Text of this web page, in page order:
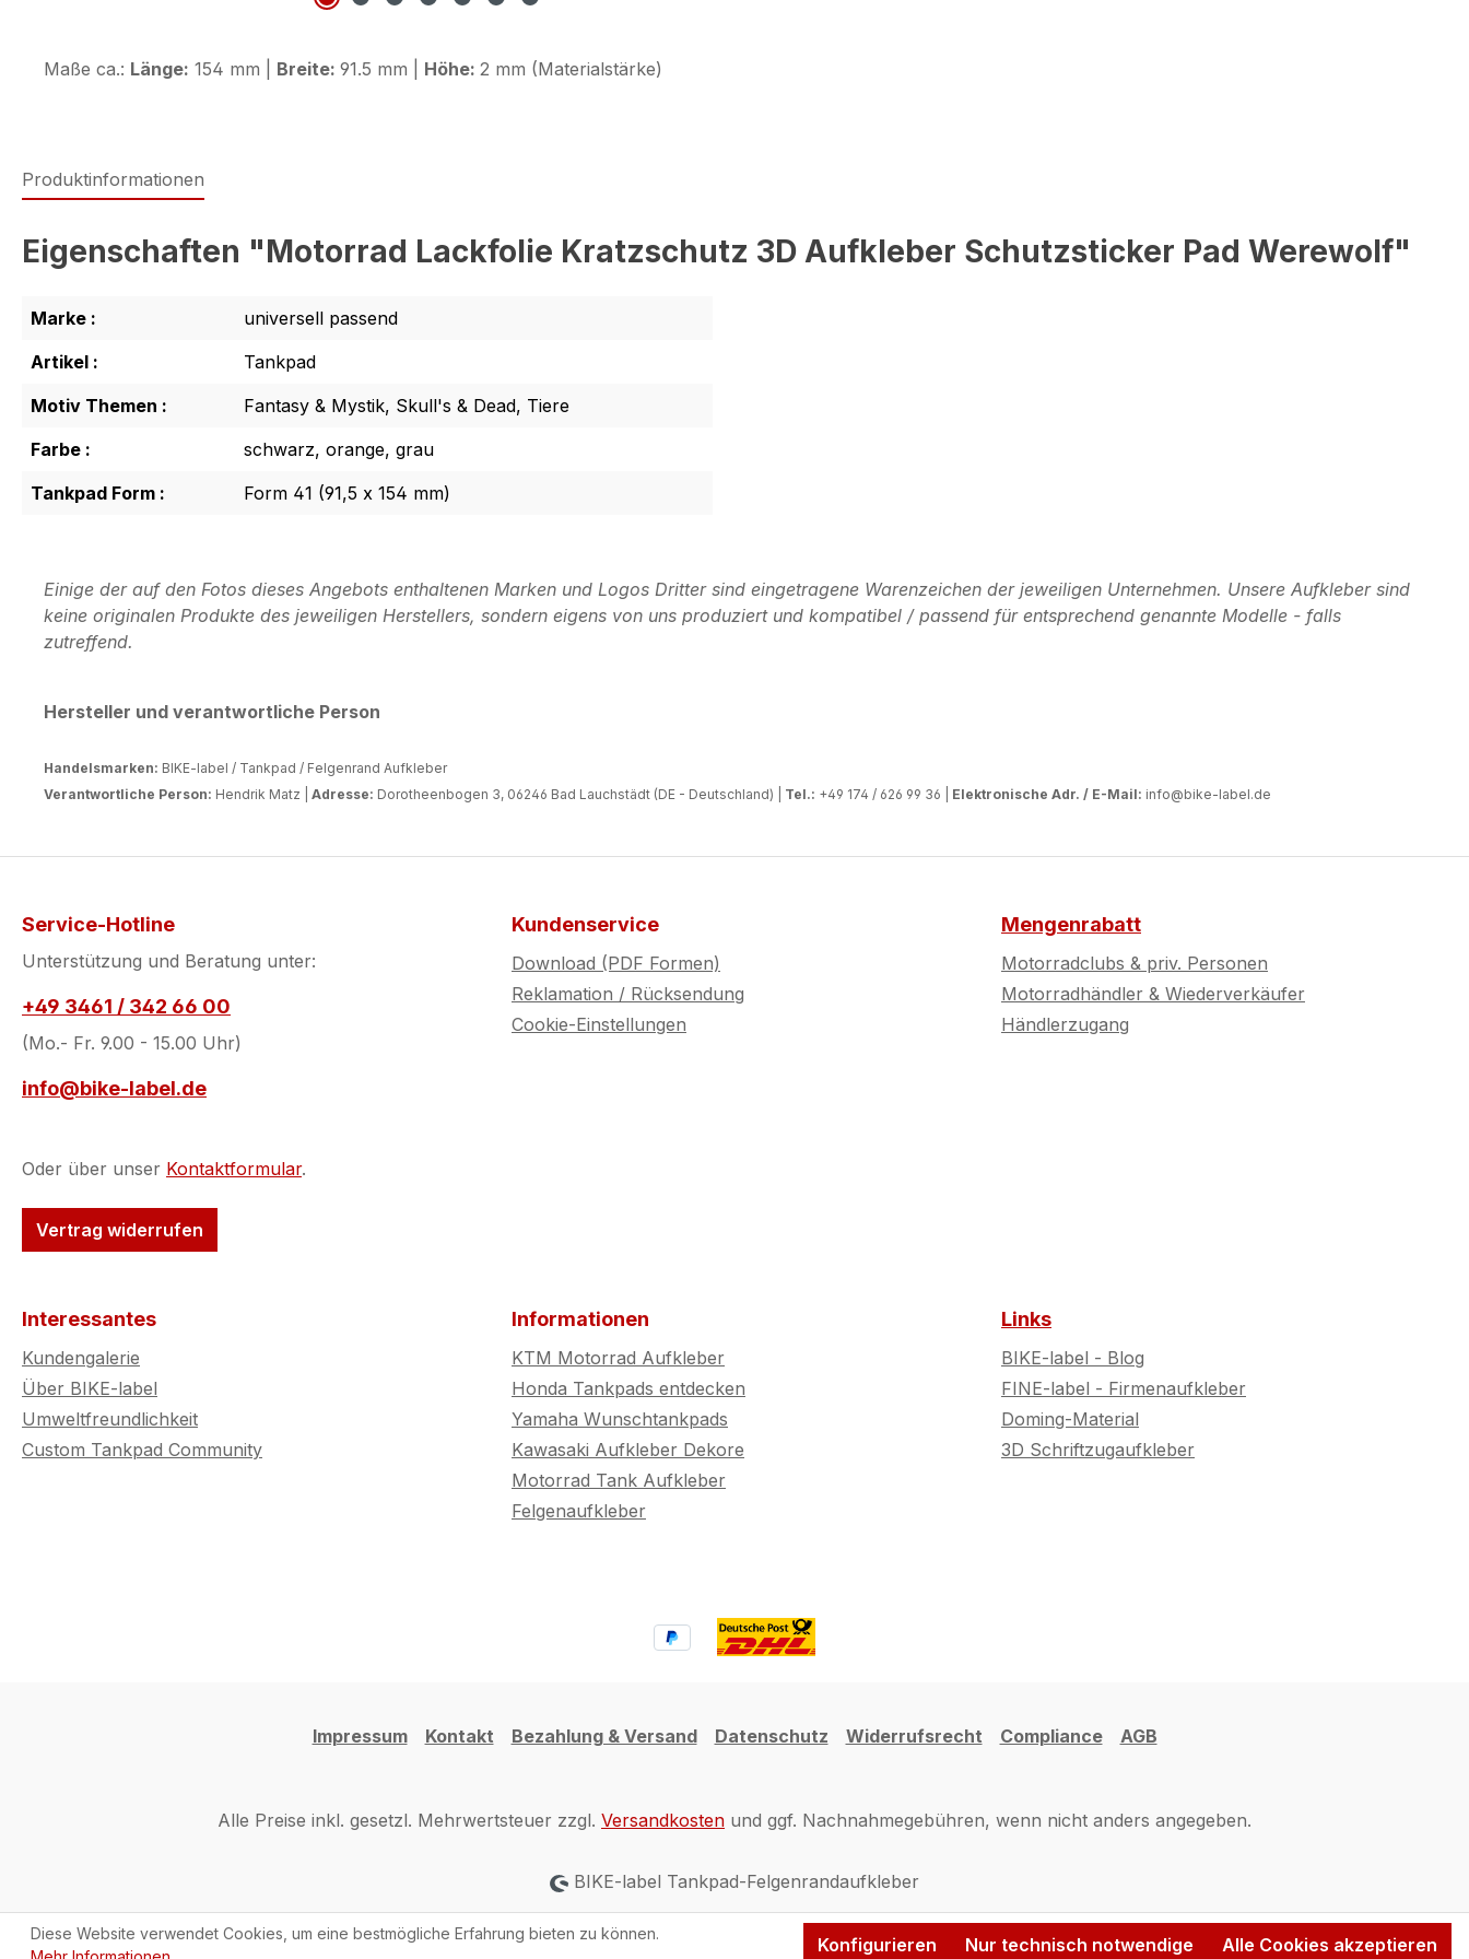
Maße ca.: Länge: 154 mm | Breite: 91.5 mm | Höhe: 2 mm (Materialstärke)
Produktinformationen
Eigenschaften "Motorrad Lackfolie Kratzschutz 3D Aufkleber Schutzsticker Pad Werewolf"
Marke :
universell passend
Artikel :
Tankpad
Motiv Themen :
Fantasy & Mystik, Skull's & Dead, Tiere
Farbe :
schwarz, orange, grau
Tankpad Form :
Form 41 (91,5 x 154 mm)
Einige der auf den Fotos dieses Angebots enthaltenen Marken und Logos Dritter sind eingetragene Warenzeichen der jeweiligen Unternehmen. Unsere Aufkleber sind
keine originalen Produkte des jeweiligen Herstellers, sondern eigens von uns produziert und kompatibel / passend für entsprechend genannte Modelle - falls
zutreffend.
Hersteller und verantwortliche Person
Handelsmarken: BIKE-label / Tankpad / Felgenrand Aufkleber
Verantwortliche Person: Hendrik Matz | Adresse: Dorotheenbogen 3, 06246 Bad Lauchstädt (DE - Deutschland) | Tel.: +49 174 / 626 99 36 | Elektronische Adr. / E-Mail: info@bike-label.de
Service-Hotline
Unterstützung und Beratung unter:
+49 3461 / 342 66 00
(Mo.- Fr. 9.00 - 15.00 Uhr)
info@bike-label.de
Oder über unser Kontaktformular.
Vertrag widerrufen
Kundenservice
Download (PDF Formen)
Reklamation / Rücksendung
Cookie-Einstellungen
Mengenrabatt
Motorradclubs & priv. Personen
Motorradhändler & Wiederverkäufer
Händlerzugang
Interessantes
Kundengalerie
Über BIKE-label
Umweltfreundlichkeit
Custom Tankpad Community
Informationen
KTM Motorrad Aufkleber
Honda Tankpads entdecken
Yamaha Wunschtankpads
Kawasaki Aufkleber Dekore
Motorrad Tank Aufkleber
Felgenaufkleber
Links
BIKE-label - Blog
FINE-label - Firmenaufkleber
Doming-Material
3D Schriftzugaufkleber
Impressum Kontakt Bezahlung & Versand Datenschutz Widerrufsrecht Compliance AGB
Alle Preise inkl. gesetzl. Mehrwertsteuer zzgl. Versandkosten und ggf. Nachnahmegebühren, wenn nicht anders angegeben.
BIKE-label Tankpad-Felgenrandaufkleber
Diese Website verwendet Cookies, um eine bestmögliche Erfahrung bieten zu können.
Nur technisch notwendige
Konfigurieren Alle Cookies akzeptieren